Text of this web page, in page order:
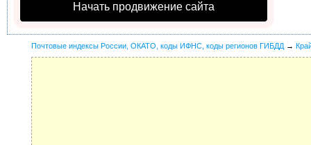
Начать продвижение сайта
Почтовые индексы России, ОКАТО, коды ИФНС, коды регионов ГИБДД →